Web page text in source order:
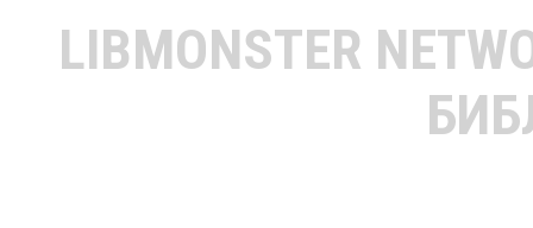
LIBMONSTER